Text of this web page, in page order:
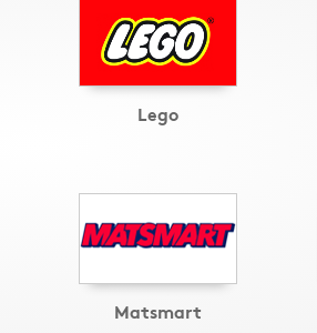
Lego
Matsmart